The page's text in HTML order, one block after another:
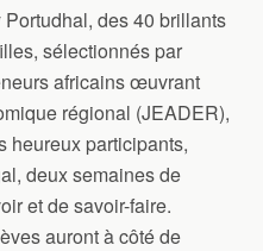
des 40 brillants
sélectionnés par
africains œuvrant
régional (JEADER),
heureux participants,
deux semaines de
et de savoir-faire.
auront à côté de